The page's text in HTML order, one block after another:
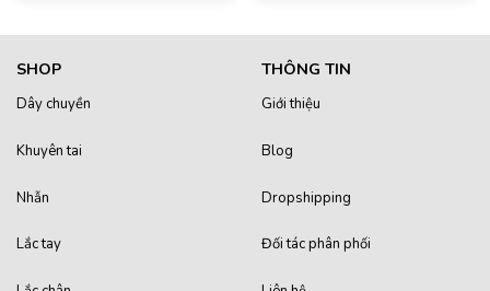
SHOP
Dây chuyền
Khuyên tai
Nhẫn
Lắc tay
THÔNG TIN
Giới thiệu
Blog
Dropshipping
Đối tác phân phối